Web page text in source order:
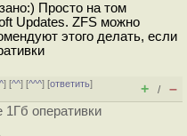
Просто на том
Updates. ZFS можно
этого делать, если
^] [^^] [^^^] [ответить]
+ / –
оперативки